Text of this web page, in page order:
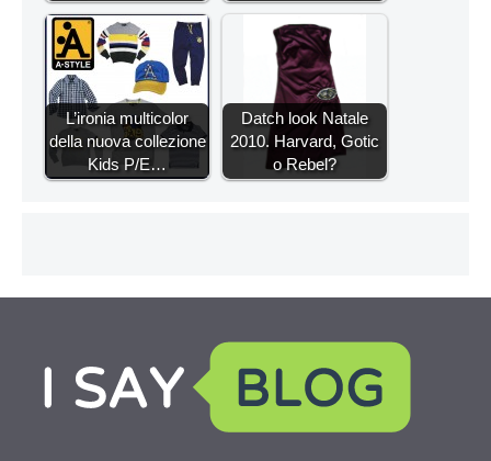
L’ironia multicolor
della nuova collezione
Kids P/E…
Datch look Natale
2010. Harvard, Gotic
o Rebel?